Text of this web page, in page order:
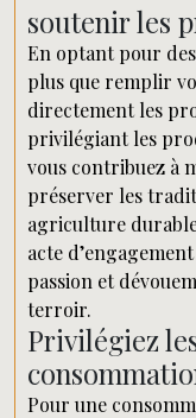
soutenir les
En optant pour
plus que remplir
directement les
privilégiant les
vous contribuez à
préserver les
agriculture
acte
passion et
terroir.
Privilégiez
Pour une